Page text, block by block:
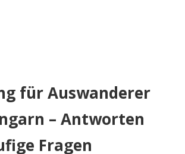
für Auswanderer
– Antworten
Fragen